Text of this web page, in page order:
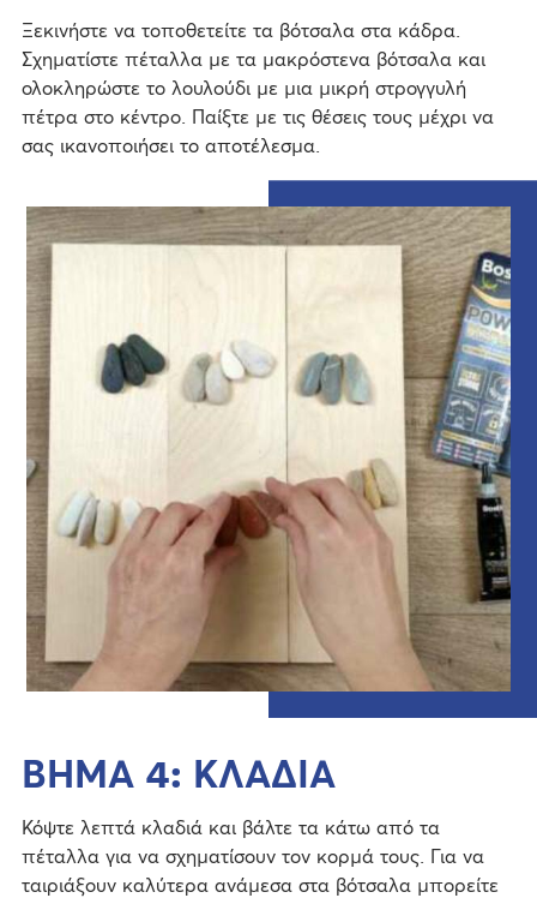
Ξεκινήστε να τοποθετείτε τα βότσαλα στα κάδρα.
Σχηματίστε πέταλλα με τα μακρόστενα βότσαλα και
ολοκληρώστε το λουλούδι με μια μικρή στρογγυλή
πέτρα στο κέντρο. Παίξτε με τις θέσεις τους μέχρι να
σας ικανοποιήσει το αποτέλεσμα.
ΒΗΜΑ 4: ΚΛΑΔΙΑ
Κόψτε λεπτά κλαδιά και βάλτε τα κάτω από τα
πέταλλα για να σχηματίσουν τον κορμά τους. Για να
ταιριάξουν καλύτερα ανάμεσα στα βότσαλα μπορείτε